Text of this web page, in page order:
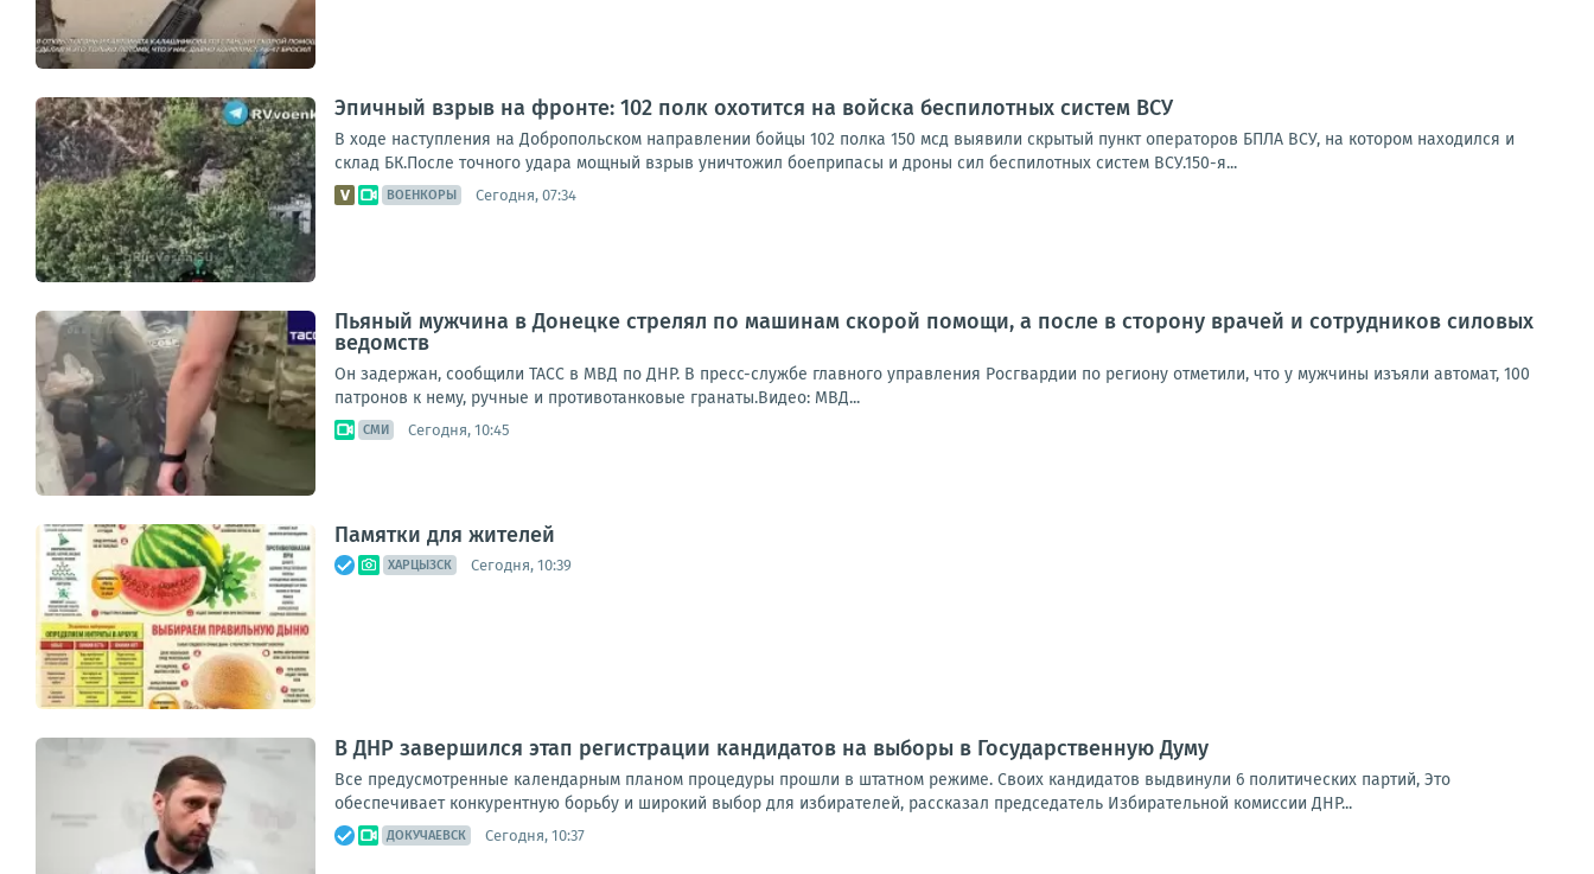
Эпичный взрыв на фронте: 102 полк охотится на войска беспилотных систем ВСУ
В ходе наступления на Добропольском направлении бойцы 102 полка 150 мсд выявили скрытый пункт операторов БПЛА ВСУ, на котором находился и
склад БК.После точного удара мощный взрыв уничтожил боеприпасы и дроны сил беспилотных систем ВСУ.150-я...
ВОЕНКОРЫ Сегодня, 07:34
Пьяный мужчина в Донецке стрелял по машинам скорой помощи, а после в сторону врачей и сотрудников силовых
ведомств
Он задержан, сообщили ТАСС в МВД по ДНР. В пресс-службе главного управления Росгвардии по региону отметили, что у мужчины изъяли автомат, 100
патронов к нему, ручные и противотанковые гранаты.Видео: МВД...
СМИ Сегодня, 10:45
Памятки для жителей
ХАРЦЫЗСК Сегодня, 10:39
В ДНР завершился этап регистрации кандидатов на выборы в Государственную Думу
Все предусмотренные календарным планом процедуры прошли в штатном режиме. Своих кандидатов выдвинули 6 политических партий, Это
обеспечивает конкурентную борьбу и широкий выбор для избирателей, рассказал председатель Избирательной комиссии ДНР...
ДОКУЧАЕВСК Сегодня, 10:37